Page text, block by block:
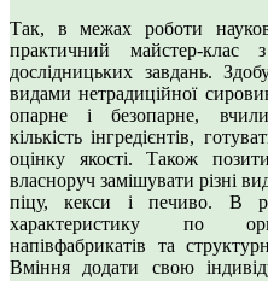
Так, в межах роботи
практичний майстер-клас
дослідницьких завдань.
видами нетрадиційної
опарне і безопарне,
кількість інгредієнтів,
оцінку якості. Також
власноруч замішувати різні
піцу, кекси і печиво. В
характеристику по
напівфабрикатів та
Вміння додати свою